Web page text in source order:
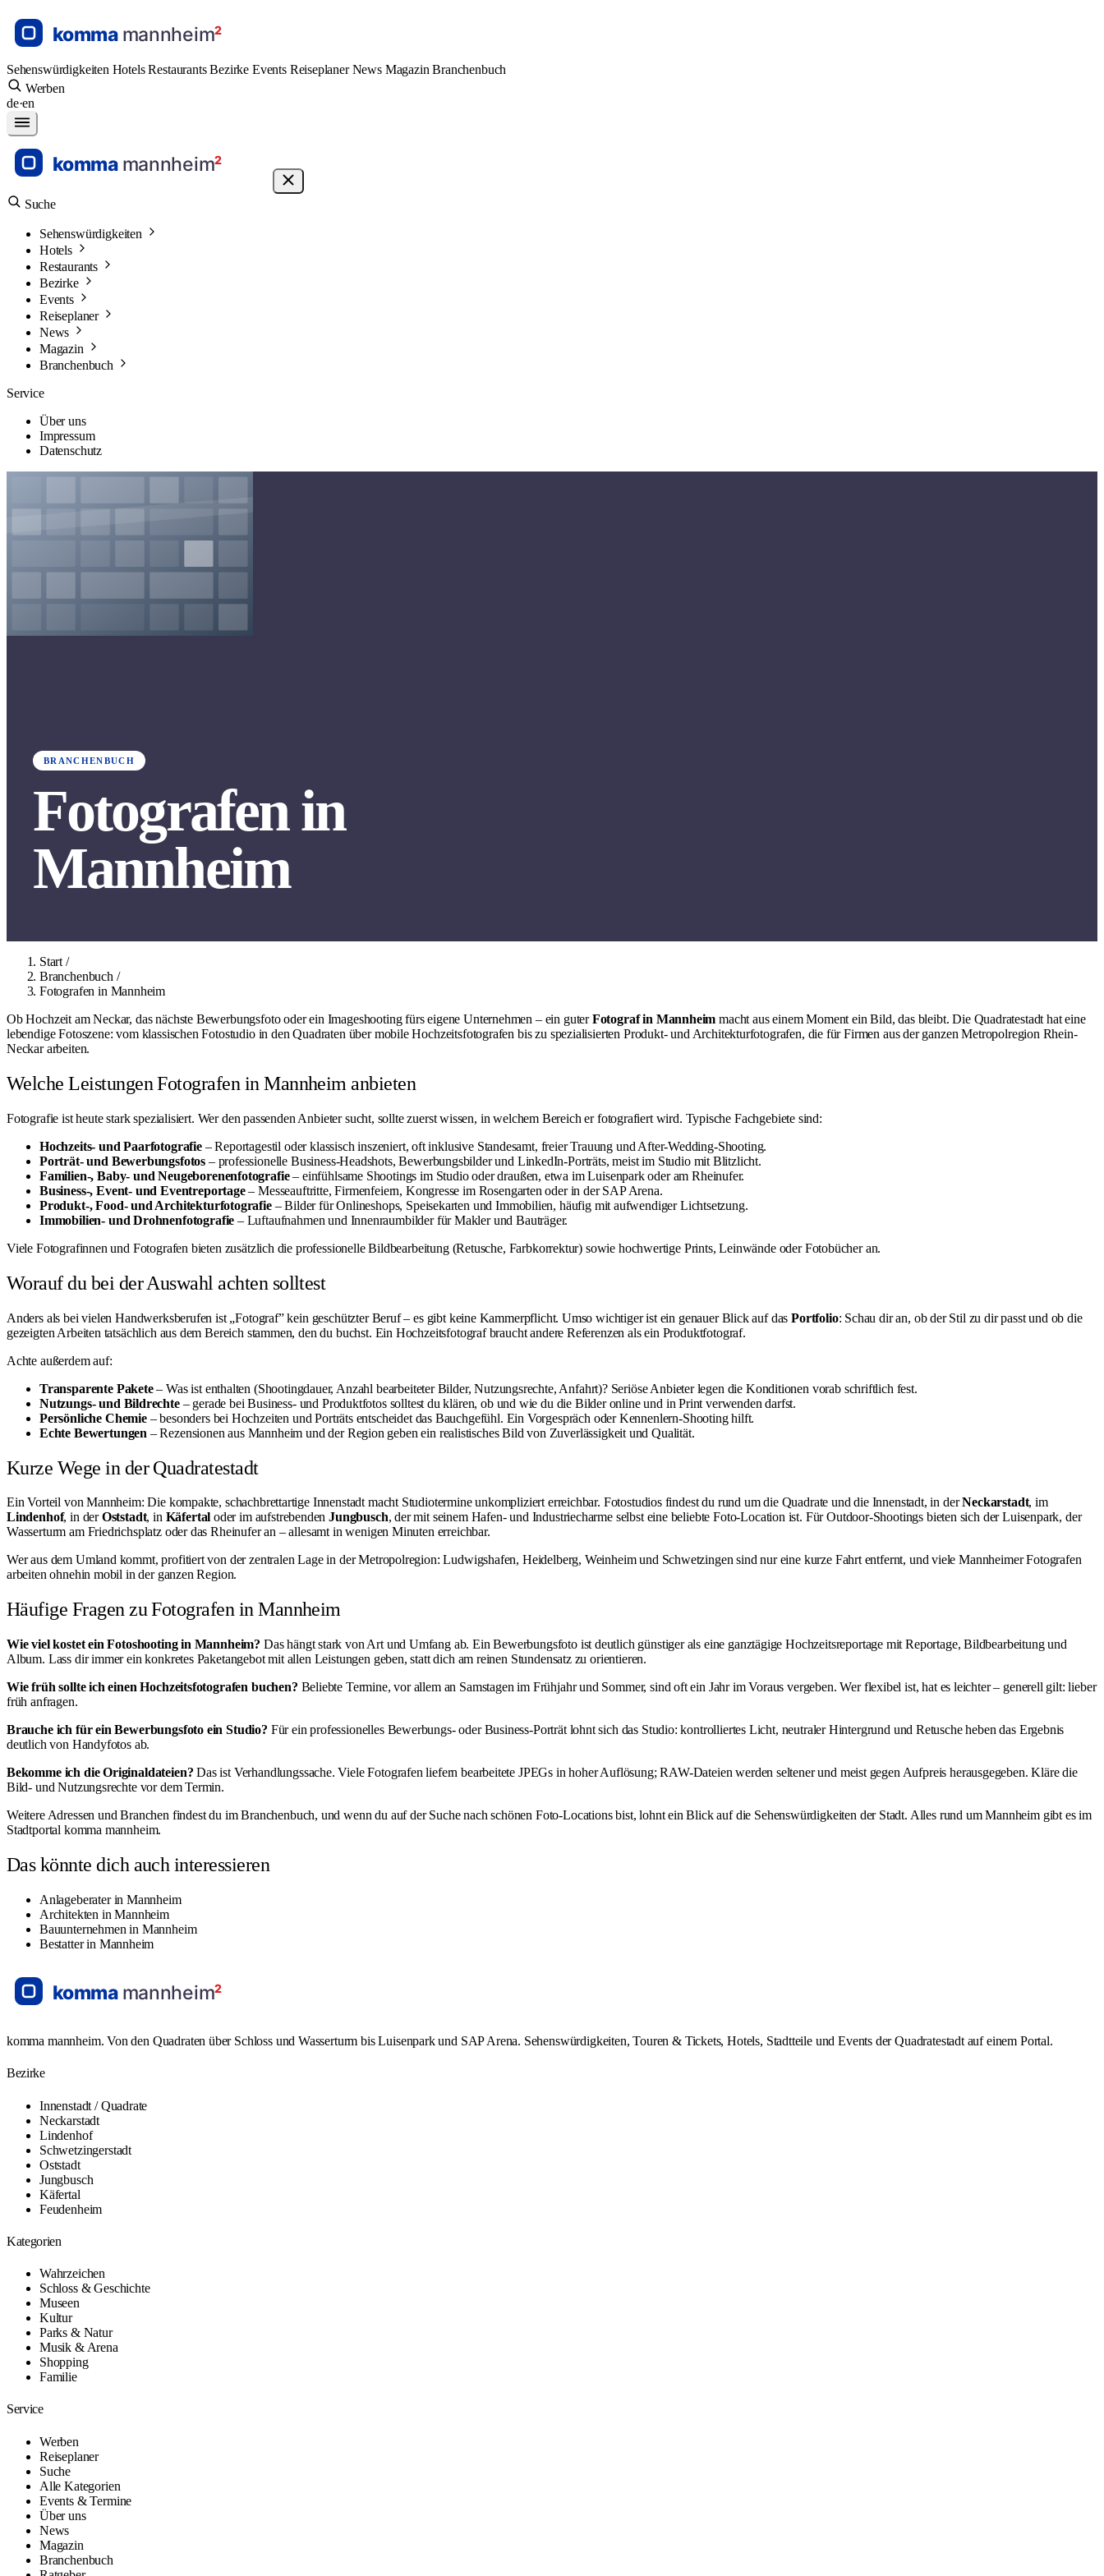
Sehenswürdigkeiten HotelsRestaurantsBezirke Events ReiseplanerNews MagazinBranchenbuch
Werben
de·en
Suche
Sehenswürdigkeiten
Hotels
Restaurants
Bezirke
Events
Reiseplaner
News
Magazin
Branchenbuch
Service
Über uns
Impressum
Datenschutz
BRANCHENBUCH
Fotografen in
Mannheim
Start /
Branchenbuch /
Fotografen in Mannheim
Ob Hochzeit am Neckar, das nächste Bewerbungsfoto oder ein Imageshooting fürs eigene Unternehmen – ein guterFotograf in Mannheim macht aus einem Moment ein Bild, das bleibt. Die Quadratestadt hat eine
lebendige Fotoszene: vom klassischen Fotostudio in den Quadraten über mobile Hochzeitsfotografen bis zu spezialisierten Produkt- und Architekturfotografen, die für Firmen aus der ganzen Metropolregion Rhein-
Neckar arbeiten.
Welche Leistungen Fotografen in Mannheim anbieten
Fotografie ist heute stark spezialisiert. Wer den passenden Anbieter sucht, sollte zuerst wissen, in welchem Bereich er fotografiert wird. Typische Fachgebiete sind:
Hochzeits- und Paarfotografie– Reportagestil oder klassisch inszeniert, oft inklusive Standesamt, freier Trauung und After-Wedding-Shooting.
Porträt- und Bewerbungsfotos – professionelle Business-Headshots, Bewerbungsbilder und LinkedIn-Porträts, meist im Studio mit Blitzlicht.
Familien-, Baby- und Neugeborenenfotografie– einfühlsame Shootings im Studio oder draußen, etwa im Luisenpark oder am Rheinufer.
Business-, Event- und Eventreportage– Messeauftritte, Firmenfeiern, Kongresse im Rosengarten oder in der SAP Arena.
Produkt-, Food- und Architekturfotografie– Bilder für Onlineshops, Speisekarten und Immobilien, häufig mit aufwendiger Lichtsetzung.
Immobilien- und Drohnenfotografie – Luftaufnahmen und Innenraumbilder für Makler und Bauträger.
Viele Fotografinnen und Fotografen bieten zusätzlich die professionelle Bildbearbeitung (Retusche, Farbkorrektur) sowie hochwertige Prints, Leinwände oder Fotobücher an.
Worauf du bei der Auswahl achten solltest
Anders als bei vielen Handwerksberufen ist „Fotograf” kein geschützter Beruf – es gibt keine Kammerpflicht. Umso wichtiger ist ein genauer Blick auf dasPortfolio: Schau dir an, ob der Stil zu dir passt und ob die
gezeigten Arbeiten tatsächlich aus dem Bereich stammen, den du buchst. Ein Hochzeitsfotograf braucht andere Referenzen als ein Produktfotograf.
Achte außerdem auf:
Transparente Pakete– Was ist enthalten (Shootingdauer, Anzahl bearbeiteter Bilder, Nutzungsrechte, Anfahrt)? Seriöse Anbieter legen die Konditionen vorab schriftlich fest.
Nutzungs- und Bildrechte– gerade bei Business- und Produktfotos solltest du klären, ob und wie du die Bilder online und in Print verwenden darfst.
Persönliche Chemie– besonders bei Hochzeiten und Porträts entscheidet das Bauchgefühl. Ein Vorgespräch oder Kennenlern-Shooting hilft.
Echte Bewertungen – Rezensionen aus Mannheim und der Region geben ein realistisches Bild von Zuverlässigkeit und Qualität.
Kurze Wege in der Quadratestadt
Ein Vorteil von Mannheim: Die kompakte, schachbrettartige Innenstadt macht Studiotermine unkompliziert erreichbar. Fotostudios findest du rund um die Quadrate und die Innenstadt, in derNeckarstadt, im
Lindenhof, in derOststadt, in Käfertal oder im aufstrebendenJungbusch, der mit seinem Hafen- und Industriecharme selbst eine beliebte Foto-Location ist. Für Outdoor-Shootings bieten sich der Luisenpark, der
Wasserturm am Friedrichsplatz oder das Rheinufer an – allesamt in wenigen Minuten erreichbar.
Wer aus dem Umland kommt, profitiert von der zentralen Lage in der Metropolregion: Ludwigshafen, Heidelberg, Weinheim und Schwetzingen sind nur eine kurze Fahrt entfernt, und viele Mannheimer Fotografen
arbeiten ohnehin mobil in der ganzen Region.
Häufige Fragen zu Fotografen in Mannheim
Wie viel kostet ein Fotoshooting in Mannheim? Das hängt stark von Art und Umfang ab. Ein Bewerbungsfoto ist deutlich günstiger als eine ganztägige Hochzeitsreportage mit Reportage, Bildbearbeitung und
Album. Lass dir immer ein konkretes Paketangebot mit allen Leistungen geben, statt dich am reinen Stundensatz zu orientieren.
Wie früh sollte ich einen Hochzeitsfotografen buchen? Beliebte Termine, vor allem an Samstagen im Frühjahr und Sommer, sind oft ein Jahr im Voraus vergeben. Wer flexibel ist, hat es leichter – generell gilt: lieber
früh anfragen.
Brauche ich für ein Bewerbungsfoto ein Studio? Für ein professionelles Bewerbungs- oder Business-Porträt lohnt sich das Studio: kontrolliertes Licht, neutraler Hintergrund und Retusche heben das Ergebnis
deutlich von Handyfotos ab.
Bekomme ich die Originaldateien? Das ist Verhandlungssache. Viele Fotografen liefern bearbeitete JPEGs in hoher Auflösung; RAW-Dateien werden seltener und meist gegen Aufpreis herausgegeben. Kläre die
Bild- und Nutzungsrechte vor dem Termin.
Weitere Adressen und Branchen findest du imBranchenbuch, und wenn du auf der Suche nach schönen Foto-Locations bist, lohnt ein Blick auf die Sehenswürdigkeiten der Stadt. Alles rund um Mannheim gibt es im
Stadtportal komma mannheim.
Das könnte dich auch interessieren
Anlageberater in Mannheim
Architekten in Mannheim
Bauunternehmen in Mannheim
Bestatter in Mannheim
komma mannheim. Von den Quadraten über Schloss und Wasserturm bis Luisenpark und SAP Arena. Sehenswürdigkeiten, Touren & Tickets, Hotels, Stadtteile und Events der Quadratestadt auf einem Portal.
Bezirke
Innenstadt / Quadrate
Neckarstadt
Lindenhof
Schwetzingerstadt
Oststadt
Jungbusch
Käfertal
Feudenheim
Kategorien
Wahrzeichen
Schloss & Geschichte
Museen
Kultur
Parks & Natur
Musik & Arena
Shopping
Familie
Service
Werben
Reiseplaner
Suche
Alle Kategorien
Events & Termine
Über uns
News
Magazin
Branchenbuch